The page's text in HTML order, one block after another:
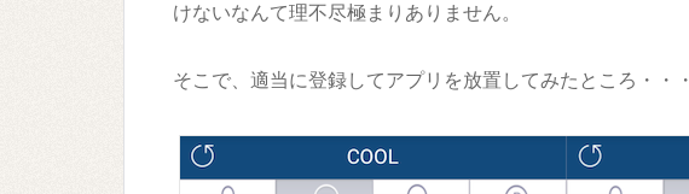
けないなんて理不尽極まりありません。
そこで、適当に登録してアプリを放置してみたところ・・・